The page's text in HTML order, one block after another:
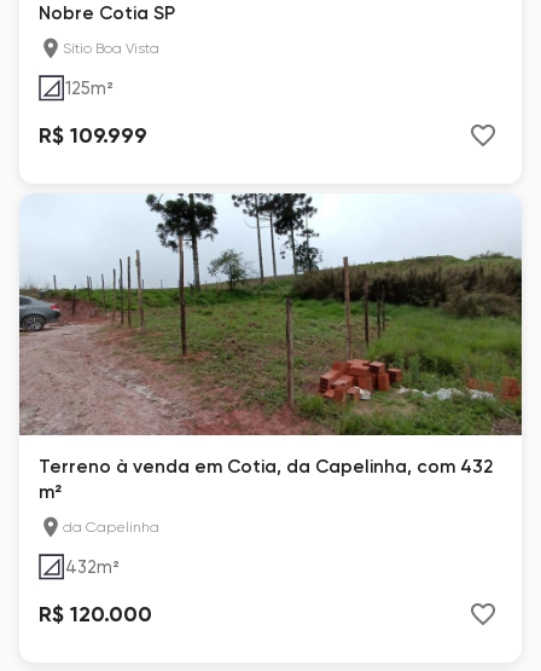
Nobre Cotia SP
Sítio Boa Vista
125m²
R$ 109.999
Terreno à venda em Cotia, da Capelinha, com 432
m²
da Capelinha
432m²
R$ 120.000